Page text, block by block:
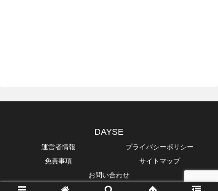
DAYSE
運営者情報
プライバシーポリシー
免責事項
サイトマップ
お問い合わせ